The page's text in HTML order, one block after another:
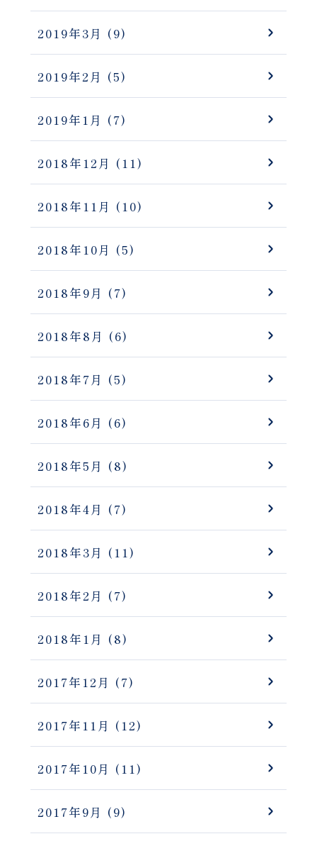
2019年3月 (9)
2019年2月 (5)
2019年1月 (7)
2018年12月 (11)
2018年11月 (10)
2018年10月 (5)
2018年9月 (7)
2018年8月 (6)
2018年7月 (5)
2018年6月 (6)
2018年5月 (8)
2018年4月 (7)
2018年3月 (11)
2018年2月 (7)
2018年1月 (8)
2017年12月 (7)
2017年11月 (12)
2017年10月 (11)
2017年9月 (9)